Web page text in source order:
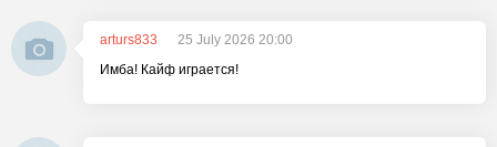
arturs833
25 July 2026 20:00
Имба! Кайф играется!